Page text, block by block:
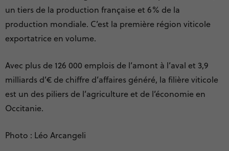
un tiers de la production française et 6% de la
production mondiale. C’est la première région viticole
exportatrice en volume.
Avec plus de 126 000 emplois de l’amont à l’aval et 3,9
milliards d’€ de chiffre d’affaires généré, la filière viticole
est un des piliers de l’agriculture et de l’économie en
Occitanie.
Photo : Léo Arcangeli